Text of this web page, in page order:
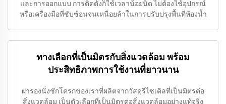
และการออกแบบ การติดตั้งก็ใช้เวลาน้อยนิด ไม่ต้องใช้อุปกรณ์
หรือเครื่องมือที่ซับซ้อนจนเหนื่อยล้าในการปรับปรุงพื้นที่ห้องน้ำ
ทางเลือกที่เป็นมิตรกับสิ่งแวดล้อม พร้อม
ประสิทธิภาพการใช้งานที่ยาวนาน
ฝารองนั่งชักโครกของเราที่ผลิตจากวัสดุรีไซเคิลที่เป็นมิตรต่อ
สิ่งแวดล้อม เป็นตัวเลือกที่เป็นมิตรต่อสิ่งแวดล้อมอย่างแท้จริง